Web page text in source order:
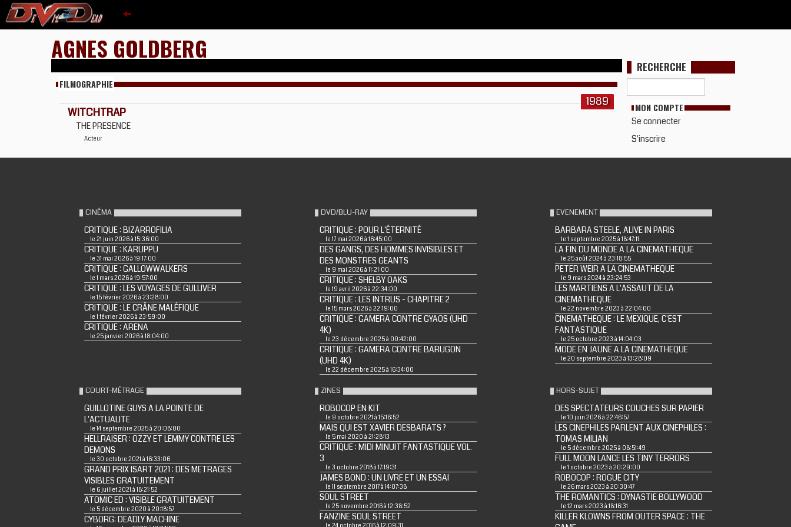
AGNES GOLDBERG
FILMOGRAPHIE
1989
WITCHTRAP
THE PRESENCE
Acteur
RECHERCHE
MON COMPTE
Se connecter
S'inscrire
CINÉMA
CRITIQUE : BIZARROFILIA
le 21 juin 2026 à 15:36:00
CRITIQUE : KARUPPU
le 31 mai 2026 à 19:17:00
CRITIQUE : GALLOWWALKERS
le 1 mars 2026 à 19:57:00
CRITIQUE : LES VOYAGES DE GULLIVER
le 15 février 2026 à 23:28:00
CRITIQUE : LE CRÂNE MALÉFIQUE
le 1 février 2026 à 23:59:00
CRITIQUE : ARENA
le 25 janvier 2026 à 18:04:00
DVD/BLU-RAY
CRITIQUE : POUR L'ÉTERNITÉ
le 17 mai 2026 à 16:45:00
DES GANGS, DES HOMMES INVISIBLES ET
DES MONSTRES GEANTS
le 9 mai 2026 à 11:21:00
CRITIQUE : SHELBY OAKS
le 19 avril 2026 à 22:34:00
CRITIQUE : LES INTRUS - CHAPITRE 2
le 15 mars 2026 à 22:19:00
CRITIQUE : GAMERA CONTRE GYAOS (UHD
4K)
le 23 décembre 2025 à 00:42:00
CRITIQUE : GAMERA CONTRE BARUGON
(UHD 4K)
le 22 décembre 2025 à 16:34:00
EVENEMENT
BARBARA STEELE, ALIVE IN PARIS
le 1 septembre 2025 à 18:47:11
LA FIN DU MONDE A LA CINEMATHEQUE
le 25 août 2024 à 23:18:55
PETER WEIR A LA CINEMATHEQUE
le 9 mars 2024 à 23:24:53
LES MARTIENS A L'ASSAUT DE LA
CINEMATHEQUE
le 22 novembre 2023 à 22:04:00
CINEMATHEQUE : LE MEXIQUE, C'EST
FANTASTIQUE
le 25 octobre 2023 à 14:04:03
MODE EN JAUNE A LA CINEMATHEQUE
le 20 septembre 2023 à 13:28:09
COURT-MÉTRAGE
GUILLOTINE GUYS A LA POINTE DE
L'ACTUALITE
le 14 septembre 2025 à 20:08:00
HELLRAISER : OZZY ET LEMMY CONTRE LES
DEMONS
le 30 octobre 2021 à 16:33:06
GRAND PRIX ISART 2021 : DES METRAGES
VISIBLES GRATUITEMENT
le 6 juillet 2021 à 18:21:52
ATOMIC ED : VISIBLE GRATUITEMENT
le 5 décembre 2020 à 20:18:57
CYBORG: DEADLY MACHINE
ZINES
ROBOCOP EN KIT
le 9 octobre 2021 à 15:16:52
MAIS QUI EST XAVIER DESBARATS ?
le 5 mai 2020 à 21:28:13
CRITIQUE : MIDI MINUIT FANTASTIQUE VOL.
3
le 3 octobre 2018 à 17:19:31
JAMES BOND : UN LIVRE ET UN ESSAI
le 11 septembre 2017 à 14:07:38
SOUL STREET
le 25 novembre 2016 à 12:38:52
FANZINE SOUL STREET
HORS-SUJET
DES SPECTATEURS COUCHES SUR PAPIER
le 10 juin 2026 à 22:46:57
LES CINEPHILES PARLENT AUX CINEPHILES :
TOMAS MILIAN
le 5 décembre 2025 à 08:51:49
FULL MOON LANCE LES TINY TERRORS
le 1 octobre 2023 à 20:29:00
ROBOCOP : ROGUE CITY
le 26 mars 2023 à 20:30:47
THE ROMANTICS : DYNASTIE BOLLYWOOD
le 12 mars 2023 à 18:16:31
KILLER KLOWNS FROM OUTER SPACE : THE